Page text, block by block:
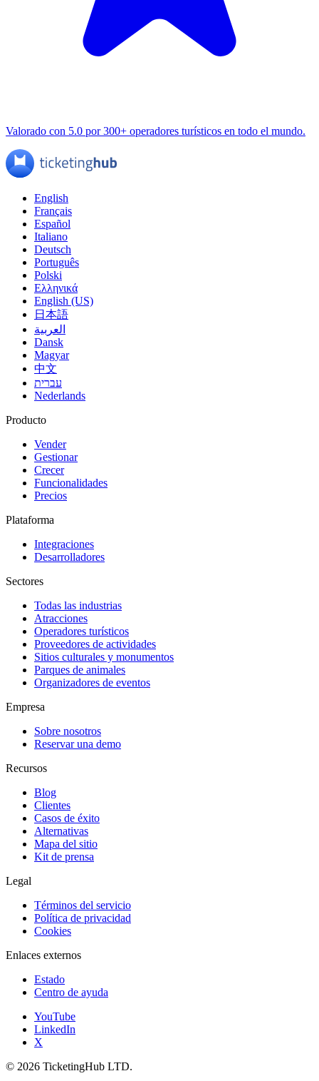
Valorado con 5.0 por 300+ operadores turísticos en todo el mundo.
English
Français
Español
Italiano
Deutsch
Português
Polski
Ελληνικά
English (US)
日本語
العربية
Dansk
Magyar
中文
עברית
Nederlands
Producto
Vender
Gestionar
Crecer
Funcionalidades
Precios
Plataforma
Integraciones
Desarrolladores
Sectores
Todas las industrias
Atracciones
Operadores turísticos
Proveedores de actividades
Sitios culturales y monumentos
Parques de animales
Organizadores de eventos
Empresa
Sobre nosotros
Reservar una demo
Recursos
Blog
Clientes
Casos de éxito
Alternativas
Mapa del sitio
Kit de prensa
Legal
Términos del servicio
Política de privacidad
Cookies
Enlaces externos
Estado
Centro de ayuda
YouTube
LinkedIn
X
© 2026 TicketingHub LTD.